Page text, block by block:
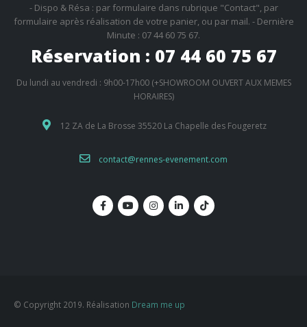
- Dispo & Résa : par formulaire dans rubrique "Contact", par
formulaire après réalisation de votre panier, ou par mail. - Dernière
Minute : 07 44 60 75 67.
Réservation : 07 44 60 75 67
Du lundi au vendredi : 9h00-17h00 (+SHOWROOM OUVERT AUX MEMES
HORAIRES)
12 ZA de La Brosse 35520 La Chapelle des Fougeretz
contact@rennes-evenement.com
© Copyright 2019. Réalisation Dream me up